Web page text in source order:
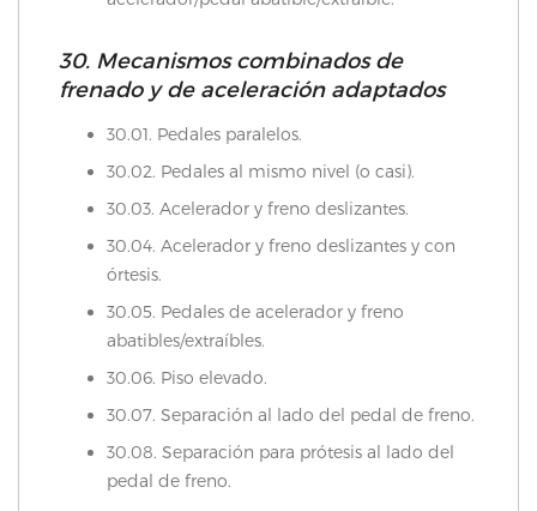
30. Mecanismos combinados de
frenado y de aceleración adaptados
30.01. Pedales paralelos.
30.02. Pedales al mismo nivel (o casi).
30.03. Acelerador y freno deslizantes.
30.04. Acelerador y freno deslizantes y con
órtesis.
30.05. Pedales de acelerador y freno
abatibles/extraíbles.
30.06. Piso elevado.
30.07. Separación al lado del pedal de freno.
30.08. Separación para prótesis al lado del
pedal de freno.